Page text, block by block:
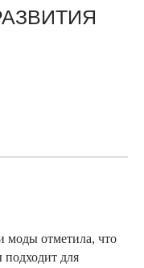
моды отметила, что
подходит для